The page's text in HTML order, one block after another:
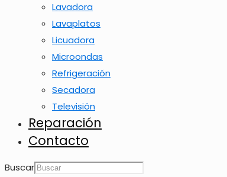
Lavadora
Lavaplatos
Licuadora
Microondas
Refrigeración
Secadora
Televisión
Reparación
Contacto
Buscar